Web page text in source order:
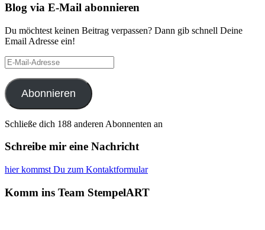
Blog via E-Mail abonnieren
Du möchtest keinen Beitrag verpassen? Dann gib schnell Deine
Email Adresse ein!
E-
Mail-
Adresse
Abonnieren
Schließe dich 188 anderen Abonnenten an
Schreibe mir eine Nachricht
hier kommst Du zum Kontaktformular
Komm ins Team StempelART